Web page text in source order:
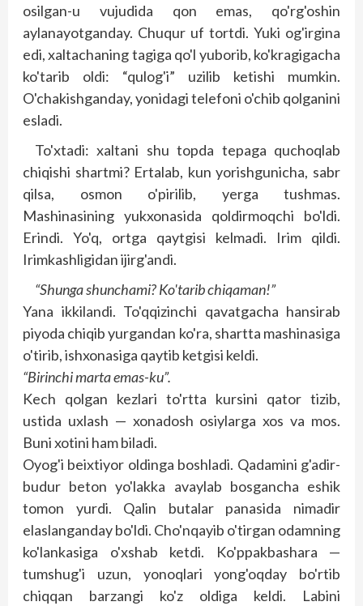
osilgan-u vujudida qon emas, qo'rg'oshin
aylanayotganday. Chuqur uf tortdi. Yuki og'irgina
edi, xaltachaning tagiga qo'l yuborib, ko'kragigacha
ko'tarib oldi: “qulog'i” uzilib ketishi mumkin.
O'chakishganday, yonidagi telefoni o'chib qolganini
esladi.
To'xtadi: xaltani shu topda tepaga quchoqlab
chiqishi shartmi? Ertalab, kun yorishgunicha, sabr
qilsa, osmon o'pirilib, yerga tushmas.
Mashinasining yukxonasida qoldirmoqchi bo'ldi.
Erindi. Yo'q, ortga qaytgisi kelmadi. Irim qildi.
Irimkashligidan ijirg'andi.
“Shunga shunchami? Ko'tarib chiqaman!”
Yana ikkilandi. To'qqizinchi qavatgacha hansirab
piyoda chiqib yurgandan ko'ra, shartta mashinasiga
o'tirib, ishxonasiga qaytib ketgisi keldi.
“Birinchi marta emas-ku”.
Kech qolgan kezlari to'rtta kursini qator tizib,
ustida uxlash — xonadosh osiylarga xos va mos.
Buni xotini ham biladi.
Oyog'i beixtiyor oldinga boshladi. Qadamini g'adir-
budur beton yo'lakka avaylab bosgancha eshik
tomon yurdi. Qalin butalar panasida nimadir
elaslanganday bo'ldi. Cho'nqayib o'tirgan odamning
ko'lankasiga o'xshab ketdi. Ko'ppakbashara —
tumshug'i uzun, yonoqlari yong'oqday bo'rtib
chiqqan barzangi ko'z oldiga keldi. Labini